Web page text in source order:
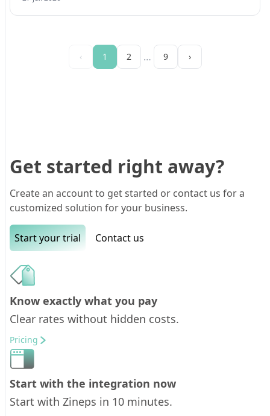
‹ 1 2 … 9 ›
Get started right away?
Create an account to get started or contact us for a
customized solution for your business.
Start your trial Contact us
Know exactly what you pay
Clear rates without hidden costs.
Pricing
Start with the integration now
Start with Zineps in 10 minutes.